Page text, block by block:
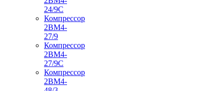
24/9С
Компрессор
2ВМ4-
27/9
Компрессор
2ВМ4-
27/9С
Компрессор
2ВМ4-